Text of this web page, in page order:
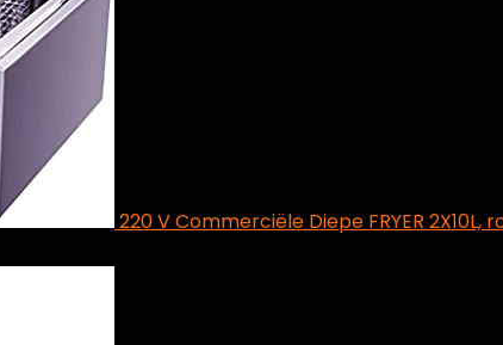
220 V Commerciële Diepe FRYER